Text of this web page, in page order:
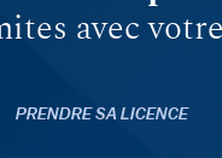
avec
PRENDRE SA LICENCE